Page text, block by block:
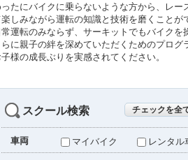
ホンダコレ
ルーム スーペリアフ
ム のぞみの湯
たにバイクに乗らないような方から、レ
しみながら運転の知識と技術を磨くことが
常運転のみならず、サーキットでもバイク
らに親子の絆を深めていただくためのプロ
子様の成長ぶりを実感されてください。
スクール検索 チェックを全
車両 マイバイク レンタル